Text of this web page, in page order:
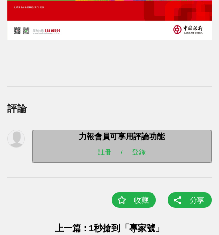
評論
力報會員可享用評論功能
註冊 / 登錄
收藏 分享
上一篇 : 1秒搶到「專家號」